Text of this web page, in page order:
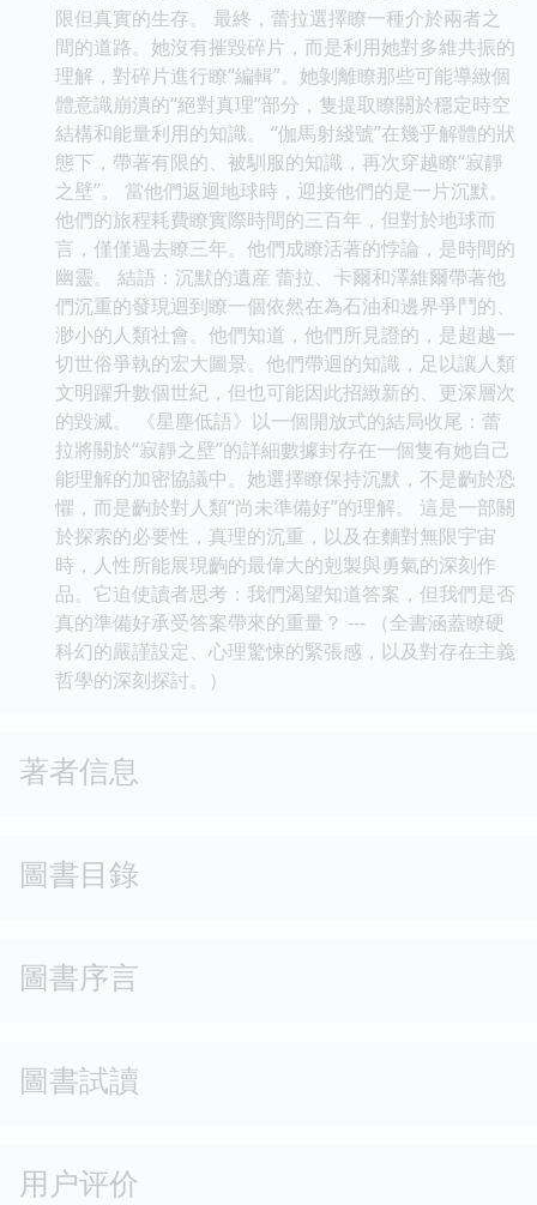
限但真實的生存。 最終，蕾拉選擇瞭一種介於兩者之
間的道路。她沒有摧毀碎片，而是利用她對多維共振的
理解，對碎片進行瞭“編輯”。她剝離瞭那些可能導緻個
體意識崩潰的“絕對真理”部分，隻提取瞭關於穩定時空
結構和能量利用的知識。 “伽馬射綫號”在幾乎解體的狀
態下，帶著有限的、被馴服的知識，再次穿越瞭“寂靜
之壁”。 當他們返迴地球時，迎接他們的是一片沉默。
他們的旅程耗費瞭實際時間的三百年，但對於地球而
言，僅僅過去瞭三年。他們成瞭活著的悖論，是時間的
幽靈。 結語：沉默的遺産 蕾拉、卡爾和澤維爾帶著他
們沉重的發現迴到瞭一個依然在為石油和邊界爭鬥的、
渺小的人類社會。他們知道，他們所見證的，是超越一
切世俗爭執的宏大圖景。他們帶迴的知識，足以讓人類
文明躍升數個世紀，但也可能因此招緻新的、更深層次
的毀滅。 《星塵低語》以一個開放式的結局收尾：蕾
拉將關於“寂靜之壁”的詳細數據封存在一個隻有她自己
能理解的加密協議中。她選擇瞭保持沉默，不是齣於恐
懼，而是齣於對人類“尚未準備好”的理解。 這是一部關
於探索的必要性，真理的沉重，以及在麵對無限宇宙
時，人性所能展現齣的最偉大的剋製與勇氣的深刻作
品。它迫使讀者思考：我們渴望知道答案，但我們是否
真的準備好承受答案帶來的重量？ --- （全書涵蓋瞭硬
科幻的嚴謹設定、心理驚悚的緊張感，以及對存在主義
哲學的深刻探討。）
著者信息
圖書目錄
圖書序言
圖書試讀
用户评价